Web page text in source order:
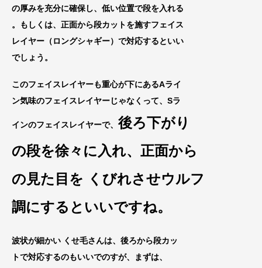
の厚みを充分に確保し、低い位置で段を入れる
。もしくは、正面から段カットを施すフェイス
レイヤー（ロングシャギー）で対応するといい
でしょう。
このフェイスレイヤーも重心が下にあるAライ
ン気味のフェイスレイヤーじゃなくって、Sラ
インのフェイスレイヤーで、 後ろ下がり
の段を徐々に入れ、正面から
の見た目を くびれさせウルフ
調にするといいですね。
波状が細かい くせ毛さんは、後ろから段カッ
トで対応するのもいいでのすが、まずは、